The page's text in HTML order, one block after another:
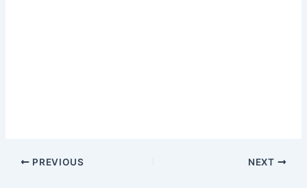
PREVIOUS NEXT